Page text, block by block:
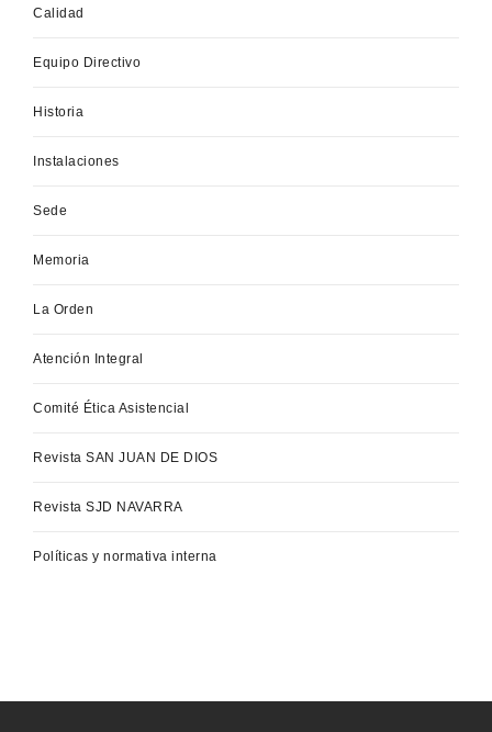
Calidad
Equipo Directivo
Historia
Instalaciones
Sede
Memoria
La Orden
Atención Integral
Comité Ética Asistencial
Revista SAN JUAN DE DIOS
Revista SJD NAVARRA
Políticas y normativa interna